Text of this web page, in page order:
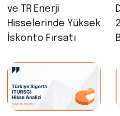
ve TR Enerji
Hisselerinde Yüksek
İskonto Fırsatı